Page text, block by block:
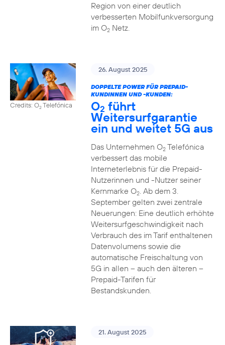
Region von einer deutlich
verbesserten Mobilfunkversorgung
im O2Netz.
Credits: O2Telefónica
26. August 2025
DOPPELTE POWER FÜR PREPAID-
KUNDINNEN UND -KUNDEN:
O2 führt
Weitersurfgarantie
ein und weitet 5G aus
Das Unternehmen O2Telefónica
verbessert das mobile
Interneterlebnis für die Prepaid-
Nutzerinnen und -Nutzer seiner
Kernmarke O2. Ab dem 3.
September gelten zwei zentrale
Neuerungen: Eine deutlich erhöhte
Weitersurfgeschwindigkeit nach
Verbrauch des im Tarif enthaltenen
Datenvolumens sowie die
automatische Freischaltung von
5G in allen – auch den älteren –
Prepaid-Tarifen für
Bestandskunden.
21. August 2025